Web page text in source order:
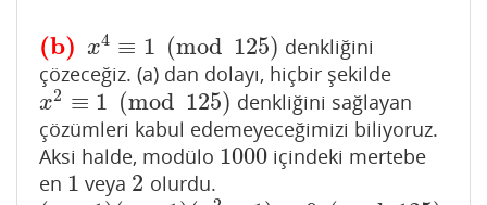
(b)
(b) x4 ≡ 1 (mod 125)
x4≡1( mod125)
denkliğini
çözeceğiz. (a) dan dolayı, hiçbir şekilde
x2 ≡ 1 (mod 125)
x2≡ 1( mod125)
denkliğini sağlayan
çözümleri kabul edemeyeceğimizi biliyoruz.
Aksi halde, modülo 1000
1000 içindeki mertebe
en 1
1 veya 2
2 olurdu.